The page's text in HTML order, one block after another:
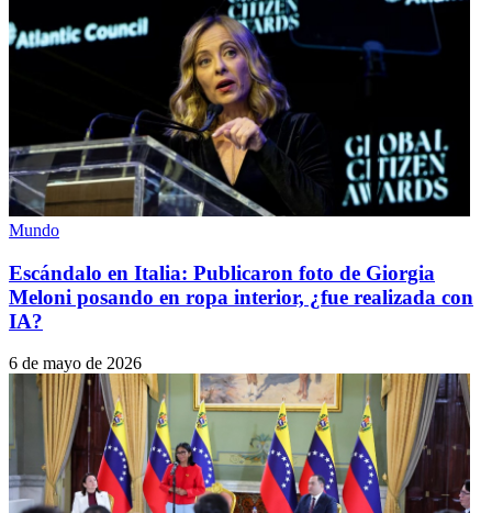
Mundo
Escándalo en Italia: Publicaron foto de Giorgia
Meloni posando en ropa interior, ¿fue realizada con
IA?
6 de mayo de 2026